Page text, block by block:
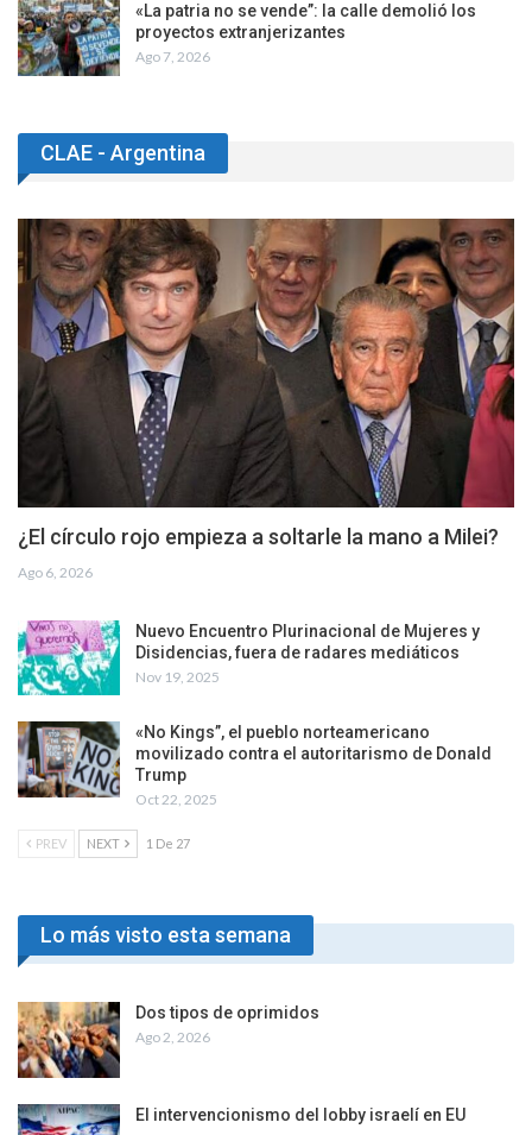
«La patria no se vende”: la calle demolió los
proyectos extranjerizantes
Ago 7, 2026
CLAE - Argentina
¿El círculo rojo empieza a soltarle la mano a Milei?
Ago 6, 2026
Nuevo Encuentro Plurinacional de Mujeres y
Disidencias, fuera de radares mediáticos
Nov 19, 2025
«No Kings”, el pueblo norteamericano
movilizado contra el autoritarismo de Donald
Trump
Oct 22, 2025
PREV NEXT 1 De 27
Lo más visto esta semana
Dos tipos de oprimidos
Ago 2, 2026
El intervencionismo del lobby israelí en EU